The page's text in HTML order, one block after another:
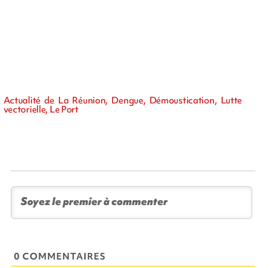
Actualité de La Réunion, Dengue, Démoustication, Lutte
vectorielle, Le Port
0 COMMENTAIRES